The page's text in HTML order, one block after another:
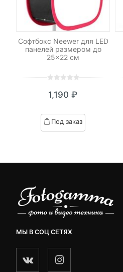
Софтбокс Neewer для LED
панелей размером до
25×22 см
out
based
on
1,190 ₽
Под заказ
МЫ В СОЦ СЕТЯХ